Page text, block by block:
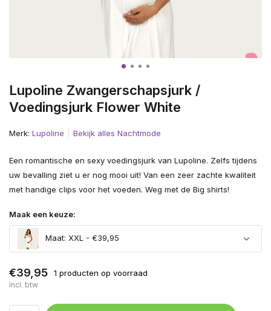
Lupoline Zwangerschapsjurk /
Voedingsjurk Flower White
Merk: Lupoline Bekijk alles Nachtmode
Een romantische en sexy voedingsjurk van Lupoline. Zelfs tijdens
uw bevalling ziet u er nog mooi uit! Van een zeer zachte kwaliteit
met handige clips voor het voeden. Weg met de Big shirts!
Maak een keuze:
Maat: XXL - €39,95
€39,95 1 producten op voorraad
Incl. btw